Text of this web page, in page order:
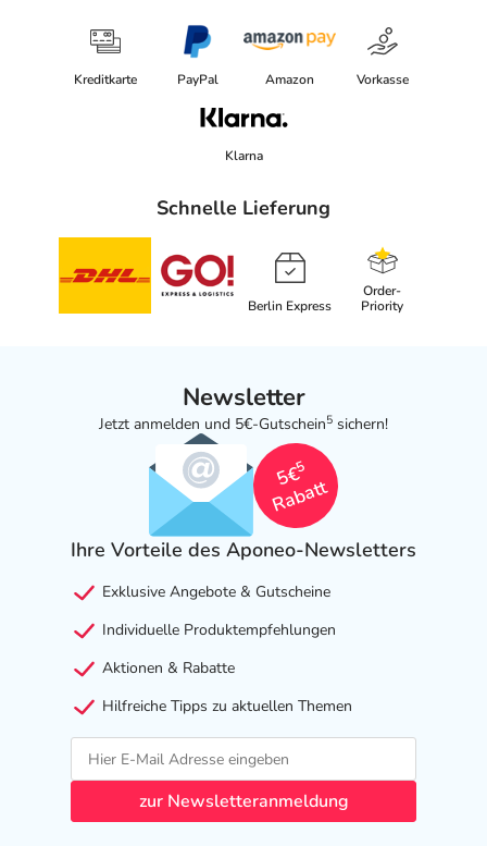
Kreditkarte PayPal Amazon Vorkasse
Klarna
Schnelle Lieferung
Berlin Express
Order-
Priority
Newsletter
Jetzt anmelden und 5€-Gutschein5 sichern!
5€
5
Rabatt
Ihre Vorteile des Aponeo-Newsletters
Exklusive Angebote & Gutscheine
Individuelle Produktempfehlungen
Aktionen & Rabatte
Hilfreiche Tipps zu aktuellen Themen
zur Newsletteranmeldung